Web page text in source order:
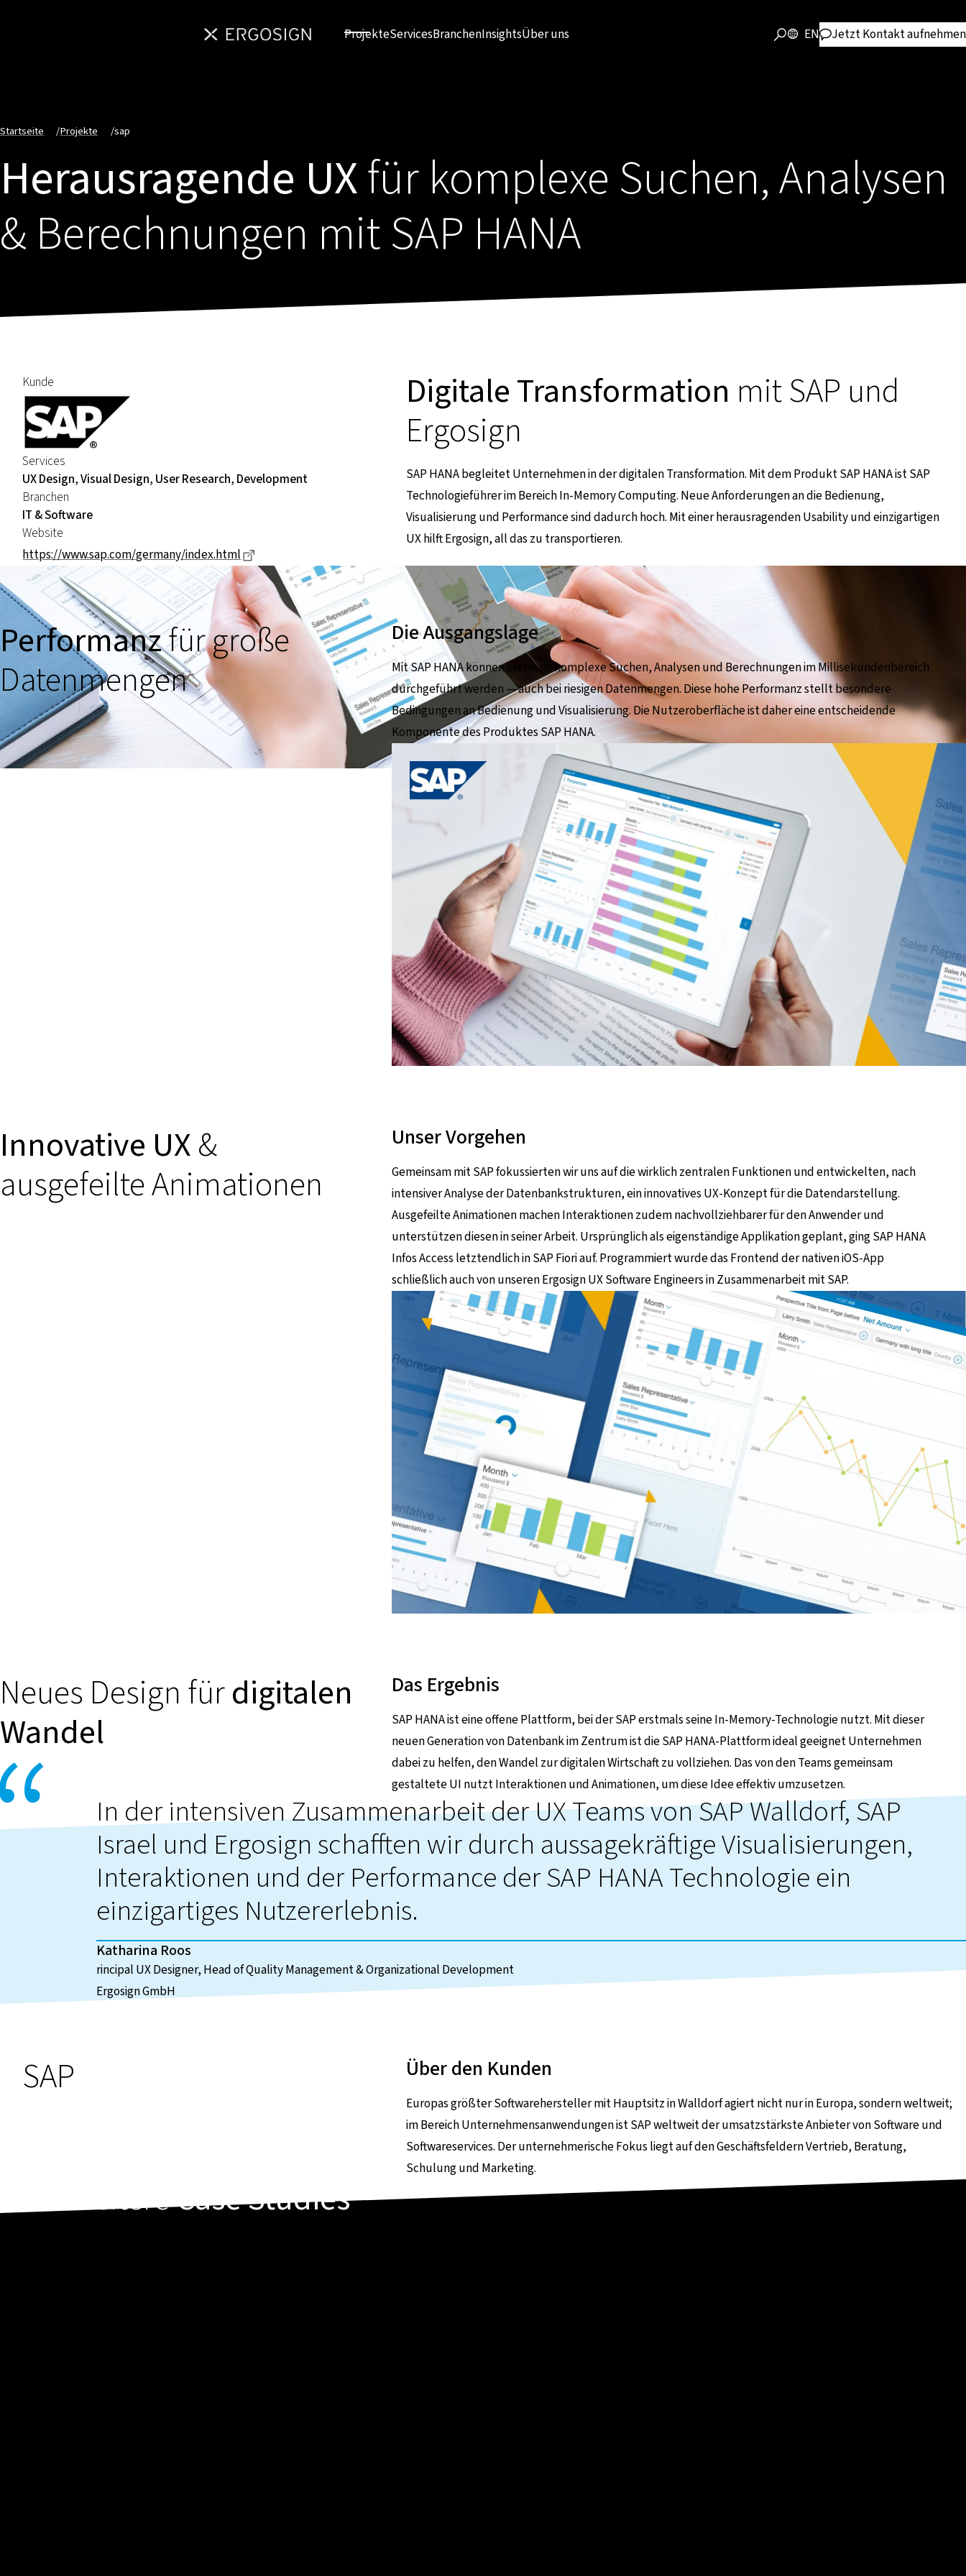
ProjekteServicesBranchenInsightsÜber uns EN Jetzt Kontakt aufnehmen
Startseite /Projekte /sap
Herausragende UXfür komplexe Suchen, Analysen
& Berechnungen mit SAP HANA
Kunde
Services
UX Design, Visual Design, User Research, Development
Branchen
IT & Software
Website
https://www.sap.com/germany/index.html
Digitale Transformation mit SAP und
Ergosign
SAP HANA begleitet Unternehmen in der digitalen Transformation. Mit dem Produkt SAP HANA ist SAP
Technologieführer im Bereich In-Memory Computing. Neue Anforderungen an die Bedienung,
Visualisierung und Performance sind dadurch hoch. Mit einer herausragenden Usability und einzigartigen
UX hilft Ergosign, all das zu transportieren.
Performanzfür große
Datenmengen
Die Ausgangslage
Mit SAP HANA können erstmals komplexe Suchen, Analysen und Berechnungen im Millisekundenbereich
durchgeführt werden — auch bei riesigen Datenmengen. Diese hohe Performanz stellt besondere
Bedingungen an Bedienung und Visualisierung. Die Nutzeroberfläche ist daher eine entscheidende
Komponente des Produktes SAP HANA.
Innovative UX&
ausgefeilte Animationen
Unser Vorgehen
Gemeinsam mit SAP fokussierten wir uns auf die wirklich zentralen Funktionen und entwickelten, nach
intensiver Analyse der Datenbankstrukturen, ein innovatives UX-Konzept für die Datendarstellung.
Ausgefeilte Animationen machen Interaktionen zudem nachvollziehbarer für den Anwender und
unterstützen diesen in seiner Arbeit. Ursprünglich als eigenständige Applikation geplant, ging SAP HANA
Infos Access letztendlich in SAP Fiori auf. Programmiert wurde das Frontend der nativen iOS-App
schließlich auch von unseren Ergosign UX Software Engineers in Zusammenarbeit mit SAP.
Neues Design fürdigitalen
Wandel
Das Ergebnis
SAP HANA ist eine offene Plattform, bei der SAP erstmals seine In-Memory-Technologie nutzt. Mit dieser
neuen Generation von Datenbank im Zentrum ist die SAP HANA-Plattform ideal geeignet Unternehmen
dabei zu helfen, den Wandel zur digitalen Wirtschaft zu vollziehen. Das von den Teams gemeinsam
gestaltete UI nutzt Interaktionen und Animationen, um diese Idee effektiv umzusetzen.
In der intensiven Zusammenarbeit der UX Teams von SAP Walldorf, SAP
Israel und Ergosign schafften wir durch aussagekräftige Visualisierungen,
Interaktionen und der Performance der SAP HANA Technologie ein
einzigartiges Nutzererlebnis.
Katharina Roos
rincipal UX Designer, Head of Quality Management & Organizational Development
Ergosign GmbH
SAP Über den Kunden
Europas größter Softwarehersteller mit Hauptsitz in Walldorf agiert nicht nur in Europa, sondern weltweit;
im Bereich Unternehmensanwendungen ist SAP weltweit der umsatzstärkste Anbieter von Software und
Softwareservices. Der unternehmerische Fokus liegt auf den Geschäftsfeldern Vertrieb, Beratung,
Schulung und Marketing.
WeitereCase Studies